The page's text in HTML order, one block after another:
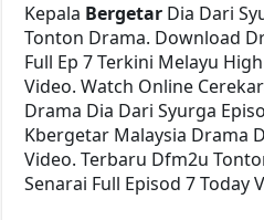
Kepala Bergetar Dia Dari
Tonton Drama. Download
Full Ep 7 Terkini Melayu
Video. Watch Online
Drama Dia Dari Syurga
Kbergetar Malaysia Drama
Video. Terbaru Dfm2u
Senarai Full Episod 7 Today